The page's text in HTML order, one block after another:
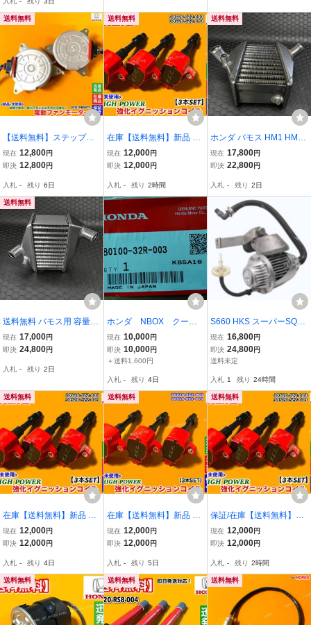
1-003 30520-5Z1-013 高
出力 高性能 交換
音 水温 交換 保証
ン 交換 修理 異音
送料無料
【送料無料】ステップワ
ゴン スパーダ RK5 RK6
RK7【新品 電動 ファン
9030-R0A-J02 38616-R0
A-J02 運転席 助手製
現在 12,800円
即決 12,800円
入札 - 残り 6日
送料無料
在庫【送料無料】新品 強
化 イグニッションコイル
3本【N-BOX ターボ Nボ
Z2-003 30520-5Z2-013
高出力 高性能 交換
現在 12,000円
即決 12,000円
入札 - 残り 2時間
送料無料
ホンダ バモス HM1 HM2
容量アップインタークー
ラー オールアルミ製 テー
換タイプ 冷却性能UP
現在 17,800円
即決 22,800円
入札 - 残り 2日
送料無料
送料無料 バモス用 容量ア
ップ インタークーラー 純
正交換タイプ オールアル
計 ホンダ
現在 17,000円
即決 24,800円
入札 - 残り 2日
ホンダ NBOX クーラ
ーコンデンサー ８０１
００－３２R-003 R7
年 新品近い美品
現在 10,000円
即決 10,000円
＋送料1,600円
入札 - 残り 4日
S660 HKS スーパーSQV4
ブローオフバルブ ★ JW5
S660 [A35114]
現在 16,800円
即決 24,800円
送料未定
入札 1 残り 24時間
送料無料
在庫【送料無料】新品 強
化 イグニッションコイル
3本【N-WGN ターボ JH1
520-5Z2-013 ハイパワー
N ワゴン S07A
現在 12,000円
即決 12,000円
入札 - 残り 4日
送料無料
在庫【送料無料】新品 強
化 イグニッションコイル
3本SET【N-BOX スラッ
30520-5Z1-003 30520-5
Z1-013 高電圧 S07A
現在 12,000円
即決 12,000円
入札 - 残り 5日
送料無料
保証/在庫【送料無料】ホ
ンダ S660 JW5 ターボ
【新品 強化 イグニッショ
2-003 30520-5Z2-013 高
電圧 高性能 交換
現在 12,000円
即決 12,000円
入札 - 残り 2時間
送料無料 送料無料 送料無料